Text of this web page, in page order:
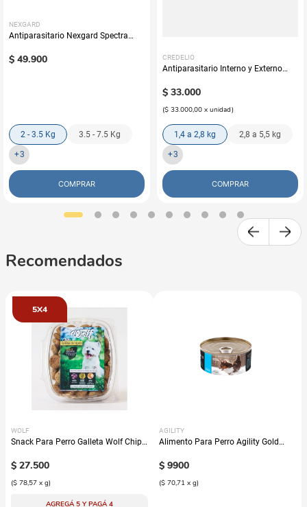
NEXGARD
Antiparasitario Nexgard Spectra
$ 49.900
2 - 3.5 Kg 3.5 - 7.5 Kg
+3
COMPRAR
CREDELIO
Antiparasitario Interno y Externo
$ 33.000
($ 33.000,00 x unidad)
1,4 a 2,8 kg 2,8 a 5,5 kg
+3
COMPRAR
Recomendados
5X4
WOLF
Snack Para Perro Galleta Wolf Chips
$ 27.500
($ 78,57 x g)
AGREGÁ 5 Y PAGÁ 4
AGILITY
Alimento Para Perro Agility Gold
$ 9900
($ 70,71 x g)